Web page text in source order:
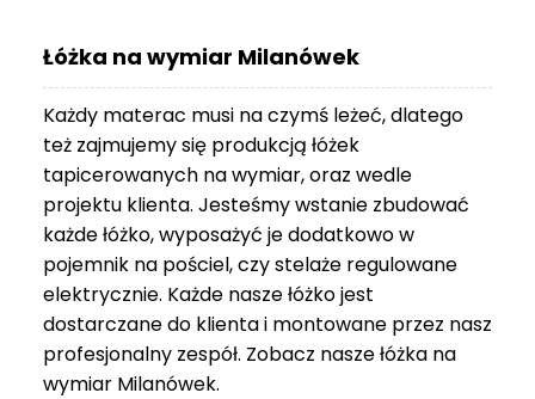
Łóżka na wymiar Milanówek
Każdy materac musi na czymś leżeć, dlatego
też zajmujemy się produkcją łóżek
tapicerowanych na wymiar, oraz wedle
projektu klienta. Jesteśmy wstanie zbudować
każde łóżko, wyposażyć je dodatkowo w
pojemnik na pościel, czy stelaże regulowane
elektrycznie. Każde nasze łóżko jest
dostarczane do klienta i montowane przez nasz
profesjonalny zespół. Zobacz naszełóżka na
wymiar Milanówek.